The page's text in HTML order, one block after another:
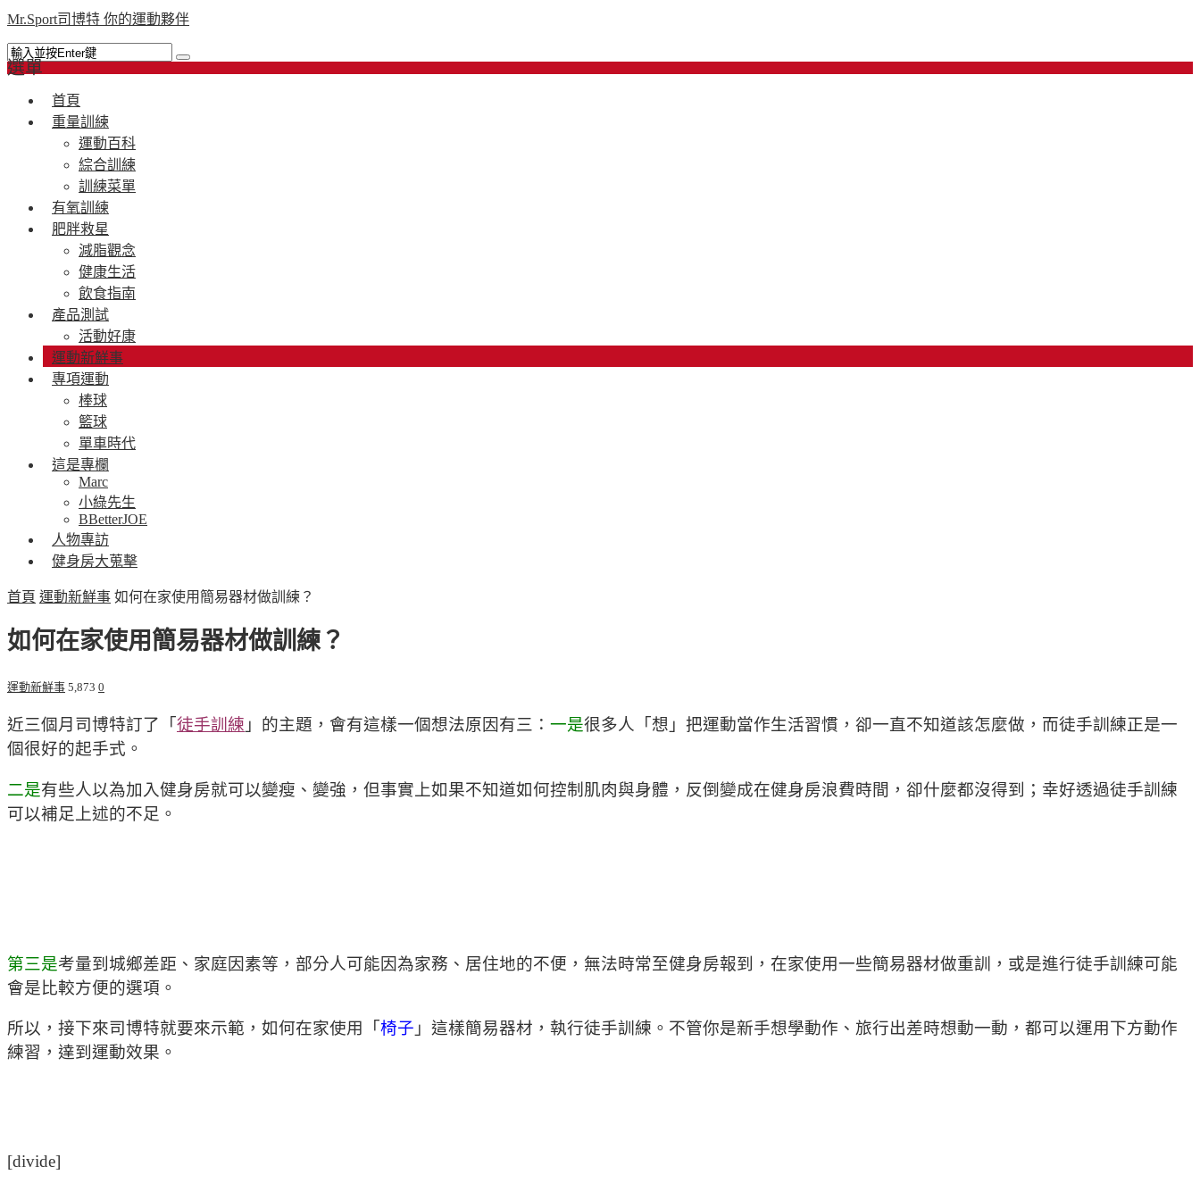
Mr.Sport司博特 你的運動夥伴
選單
首頁
重量訓練
運動百科
綜合訓練
訓練菜單
有氧訓練
肥胖救星
減脂觀念
健康生活
飲食指南
產品測試
活動好康
運動新鮮事
專項運動
棒球
籃球
單車時代
這是專欄
Marc
小綠先生
BBetterJOE
人物專訪
健身房大蒐擊
首頁 運動新鮮事 如何在家使用簡易器材做訓練？
如何在家使用簡易器材做訓練？
運動新鮮事 5,873 0
近三個月司博特訂了「 徒手訓練 」的主題，會有這樣一個想法原因有三： 一是很多人「想」把運動當作生活習慣，卻一直不知道該怎麼做，而徒手訓練正是一
個很好的起手式。
二是有些人以為加入健身房就可以變瘦、變強，但事實上如果不知道如何控制肌肉與身體，反倒變成在健身房浪費時間，卻什麼都沒得到；幸好透過徒手訓練
可以補足上述的不足。
第三是考量到城鄉差距、家庭因素等，部分人可能因為家務、居住地的不便，無法時常至健身房報到，在家使用一些簡易器材做重訓，或是進行徒手訓練可能
會是比較方便的選項。
所以，接下來司博特就要來示範，如何在家使用「 椅子 」這樣簡易器材，執行徒手訓練。不管你是新手想學動作、旅行出差時想動一動，都可以運用下方動作
練習，達到運動效果。
[divide]